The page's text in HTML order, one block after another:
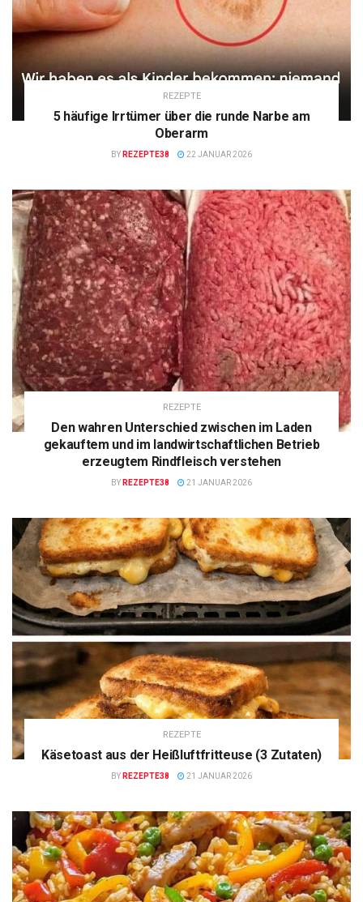
REZEPTE
5 häufige Irrtümer über die runde Narbe am
Oberarm
BY REZEPTE38 22 JANUAR 2026
REZEPTE
Den wahren Unterschied zwischen im Laden
gekauftem und im landwirtschaftlichen Betrieb
erzeugtem Rindfleisch verstehen
BY REZEPTE38 21 JANUAR 2026
REZEPTE
Käsetoast aus der Heißluftfritteuse (3 Zutaten)
BY REZEPTE38 21 JANUAR 2026